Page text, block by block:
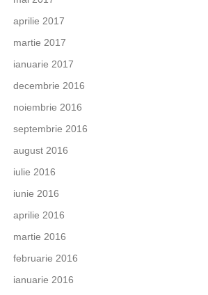
aprilie 2017
martie 2017
ianuarie 2017
decembrie 2016
noiembrie 2016
septembrie 2016
august 2016
iulie 2016
iunie 2016
aprilie 2016
martie 2016
februarie 2016
ianuarie 2016